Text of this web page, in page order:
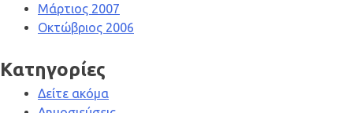
Μάρτιος 2007
Οκτώβριος 2006
Kατηγορίες
Δείτε ακόμα